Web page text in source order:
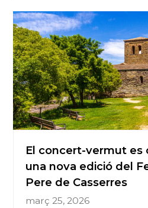
El concert-vermut es
una nova edició del
Pere de Casserres
març 25, 2026